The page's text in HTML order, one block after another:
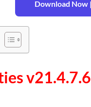
Download Now